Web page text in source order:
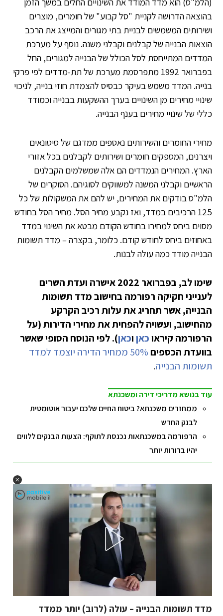
בהוצאה הדרושה לקניית "סל קבוע" של חומרים, מוצרים
ושירותים המשמשים לבניית בתי מגורים והמייצג את הרכב
הוצאות הבנייה של קבלנים וקבלני משנה. נוסף על מערכת
המדדים המתייחסת לסל הכולל של הבנייה למגורים, החל
בפברואר 1992 מתפרסמת מערכת של תת-מדדים לפי פרקי
בנייה. המדד משמש בעיקר כבסיס להצמדת חוזי בנייה, לניכוי
שינויי מחירים מן השינויים בערך ההשקעות בבנייה וכמודד
כללי של שינויי מחירים בענף הבנייה.
מחירי החומרים והשירותים נאספים ממדגם של סיטונאים
ויצרנים, המספקים חומרים ושירותים לקבלנים בכל אזורי
הארץ. המחירים הנמדדים הם אלה שמשלמים הקבלנים
הראשיים וקבלני המשנה למשווקים לסוגיהם. הסוקרים של
הלמ"ס בודקים את המחירים, יש להם את המשקולות של כל
125 הרכיבים במדד, ואז נקבע מחיר הסל. מחיר הסל בחודש
מסוים ביחס למחירו בחודש הקודם מבטא את השינוי במדד
באחוזים ביחס לחודש קודם. כלומר,בקצרה – מדד תשומות
הבנייה מודד כמה עולה לבנות.
שימו לב, בפברואר 2022 אישרה ועדת השרים
לענייני חקיקה רפורמה בחישוב מדד תשומות
הבנייה, אשר תחריג את עלות רכיב הקרקע
מהחישוב, ועשויה להפחית את מחירי הדירות (על
הרפורמה קיראוכאןוכאן). לפי הנוסח הסופי שאשר
בוועדת הכספים
50% ממחיר הדירה יוצמד למדד
תשומות הבנייה.
עוד בנושא מדריכי דירה ומשכנתא
ממחזרים משכנתא? ביטוח החיים שלכם יעבור אוטומטית
לבנק החדש
הרפורמה במשכנתאות נכנסת לתוקף: הצעות הבנקים ללווים
יהיו ברורות יותר
מדד תשומות הבנייה – עולה (לרוב) יותר ממדד